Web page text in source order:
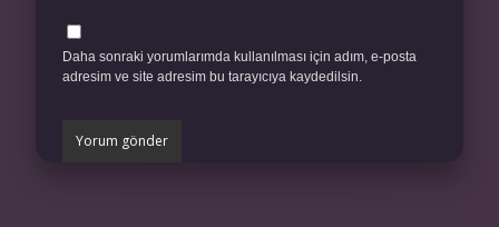
Daha sonraki yorumlarımda kullanılması için adım, e-posta
adresim ve site adresim bu tarayıcıya kaydedilsin.